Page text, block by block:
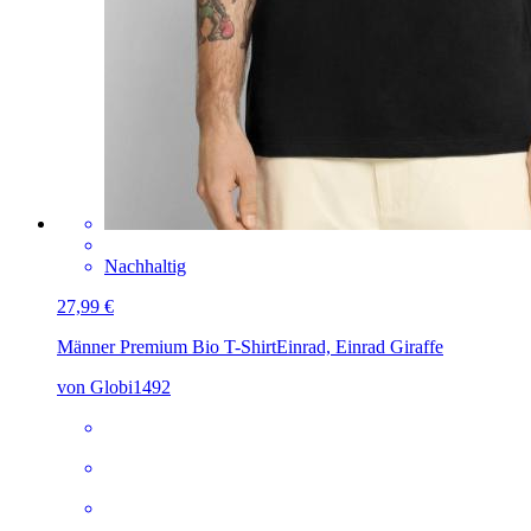
Nachhaltig
27,99 €
Männer Premium Bio T-ShirtEinrad, Einrad Giraffe
von Globi1492